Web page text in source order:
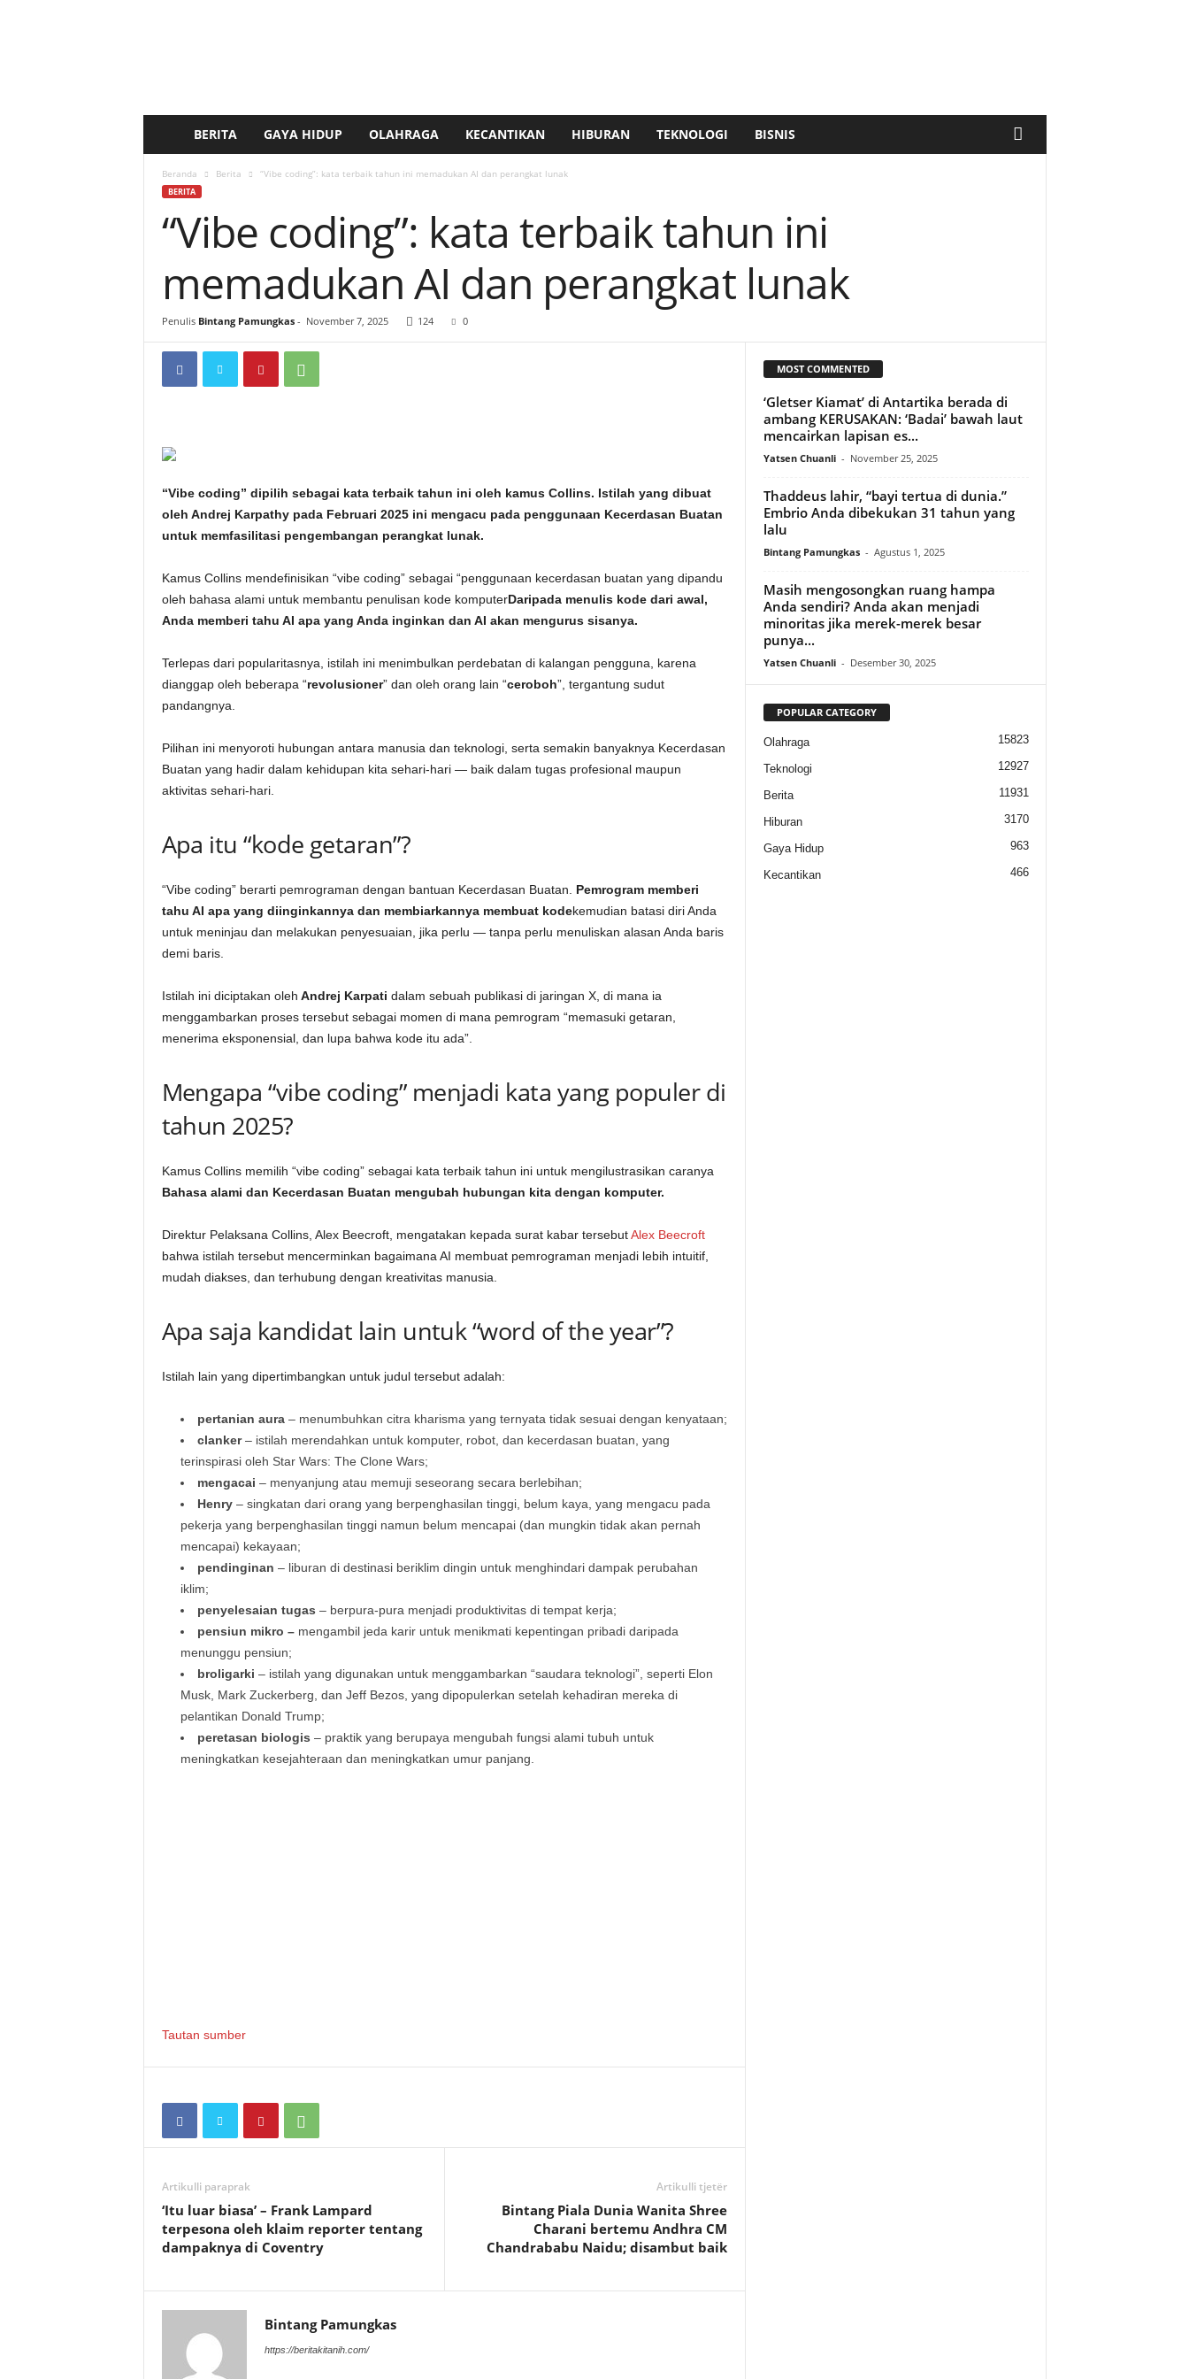
e
a
k
n
h
m
BERITA GAYA HIDUP OLAHRAGA KECANTIKAN HIBURAN TEKNOLOGI BISNIS
Beranda Berita “Vibe coding”: kata terbaik tahun ini memadukan AI dan perangkat lunak
BERITA
“Vibe coding”: kata terbaik tahun ini
memadukan AI dan perangkat lunak
Penulis Bintang Pamungkas- November 7, 2025 124 0
“Vibe coding” dipilih sebagai kata terbaik tahun ini oleh kamus Collins. Istilah yang dibuat
oleh Andrej Karpathy pada Februari 2025 ini mengacu pada penggunaan Kecerdasan Buatan
untuk memfasilitasi pengembangan perangkat lunak.
Kamus Collins mendefinisikan “vibe coding” sebagai “penggunaan kecerdasan buatan yang dipandu
oleh bahasa alami untuk membantu penulisan kode komputerDaripada menulis kode dari awal,
Anda memberi tahu AI apa yang Anda inginkan dan AI akan mengurus sisanya.
Terlepas dari popularitasnya, istilah ini menimbulkan perdebatan di kalangan pengguna, karena
dianggap oleh beberapa “revolusioner” dan oleh orang lain “ceroboh”, tergantung sudut
pandangnya.
Pilihan ini menyoroti hubungan antara manusia dan teknologi, serta semakin banyaknya Kecerdasan
Buatan yang hadir dalam kehidupan kita sehari-hari — baik dalam tugas profesional maupun
aktivitas sehari-hari.
Apa itu “kode getaran”?
“Vibe coding” berarti pemrograman dengan bantuan Kecerdasan Buatan.
Pemrogram memberi
tahu AI apa yang diinginkannya dan membiarkannya membuat kodekemudian batasi diri Anda
untuk meninjau dan melakukan penyesuaian, jika perlu — tanpa perlu menuliskan alasan Anda baris
demi baris.
Istilah ini diciptakan oleh Andrej Karpati dalam sebuah publikasi di jaringan X, di mana ia
menggambarkan proses tersebut sebagai momen di mana pemrogram “memasuki getaran,
menerima eksponensial, dan lupa bahwa kode itu ada”.
Mengapa “vibe coding” menjadi kata yang populer di
tahun 2025?
Kamus Collins memilih “vibe coding” sebagai kata terbaik tahun ini untuk mengilustrasikan caranya
Bahasa alami dan Kecerdasan Buatan mengubah hubungan kita dengan komputer.
Direktur Pelaksana Collins, Alex Beecroft, mengatakan kepada surat kabar tersebutAlex Beecroft
bahwa istilah tersebut mencerminkan bagaimana AI membuat pemrograman menjadi lebih intuitif,
mudah diakses, dan terhubung dengan kreativitas manusia.
Apa saja kandidat lain untuk “word of the year”?
Istilah lain yang dipertimbangkan untuk judul tersebut adalah:
pertanian aura– menumbuhkan citra kharisma yang ternyata tidak sesuai dengan kenyataan;
clanker– istilah merendahkan untuk komputer, robot, dan kecerdasan buatan, yang
terinspirasi oleh Star Wars: The Clone Wars;
mengacai – menyanjung atau memuji seseorang secara berlebihan;
Henry– singkatan dari orang yang berpenghasilan tinggi, belum kaya, yang mengacu pada
pekerja yang berpenghasilan tinggi namun belum mencapai (dan mungkin tidak akan pernah
mencapai) kekayaan;
pendinginan – liburan di destinasi beriklim dingin untuk menghindari dampak perubahan
iklim;
penyelesaian tugas – berpura-pura menjadi produktivitas di tempat kerja;
pensiun mikro –mengambil jeda karir untuk menikmati kepentingan pribadi daripada
menunggu pensiun;
broligarki – istilah yang digunakan untuk menggambarkan “saudara teknologi”, seperti Elon
Musk, Mark Zuckerberg, dan Jeff Bezos, yang dipopulerkan setelah kehadiran mereka di
pelantikan Donald Trump;
peretasan biologis – praktik yang berupaya mengubah fungsi alami tubuh untuk
meningkatkan kesejahteraan dan meningkatkan umur panjang.
Tautan sumber
Artikulli paraprak
‘Itu luar biasa’ – Frank Lampard
terpesona oleh klaim reporter tentang
dampaknya di Coventry
Artikulli tjetër
Bintang Piala Dunia Wanita Shree
Charani bertemu Andhra CM
Chandrababu Naidu; disambut baik
Bintang Pamungkas
https://beritakitanih.com/
MOST COMMENTED
‘Gletser Kiamat’ di Antartika berada di
ambang KERUSAKAN: ‘Badai’ bawah laut
mencairkan lapisan es...
Yatsen Chuanli - November 25, 2025
Thaddeus lahir, “bayi tertua di dunia.”
Embrio Anda dibekukan 31 tahun yang
lalu
Bintang Pamungkas - Agustus 1, 2025
Masih mengosongkan ruang hampa
Anda sendiri? Anda akan menjadi
minoritas jika merek-merek besar
punya...
Yatsen Chuanli - Desember 30, 2025
POPULAR CATEGORY
Olahraga 15823
Teknologi 12927
Berita 11931
Hiburan 3170
Gaya Hidup 963
Kecantikan 466